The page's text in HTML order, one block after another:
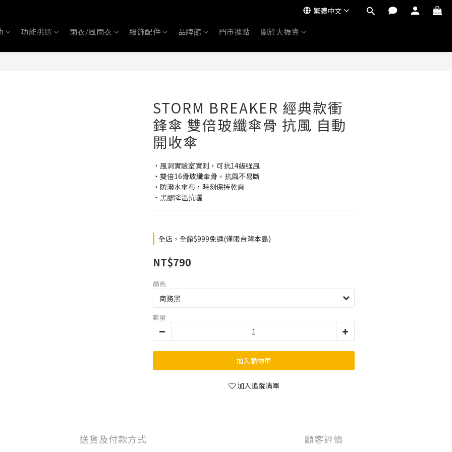
繁體中文
功能挑選 雨衣/風雨衣 服飾配件 品牌館 門市據點 關於大振豐
STORM BREAKER 經典款衝
鋒傘 雙倍玻纖傘骨 抗風 自動
開收傘
‧風洞實驗室實測，可抗14級強風
‧雙倍16骨玻纖傘骨，抗風不易斷
‧防潑水傘布，時刻保持乾爽
‧黑膠降溫抗曬
全店，全館$999免運(僅限台灣本島)
NT$790
顏色
數量
加入購物車
加入追蹤清單
送貨及付款方式 顧客評價